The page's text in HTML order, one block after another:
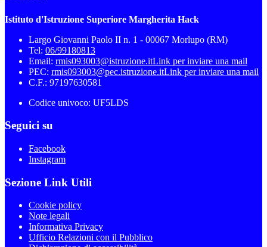
Istituto d'Istruzione Superiore Margherita Hack
Largo Giovanni Paolo II n. 1 - 00067 Morlupo (RM)
Tel: 06/99180813
Email: rmis093003@istruzione.itLink per inviare una mail
PEC: rmis093003@pec.istruzione.itLink per inviare una mail
C.F.: 97197630581
Codice univoco: UF5LDS
Seguici su
Facebook
Instagram
Sezione Link Utili
Cookie policy
Note legali
Informativa Privacy
Ufficio Relazioni con il Pubblico